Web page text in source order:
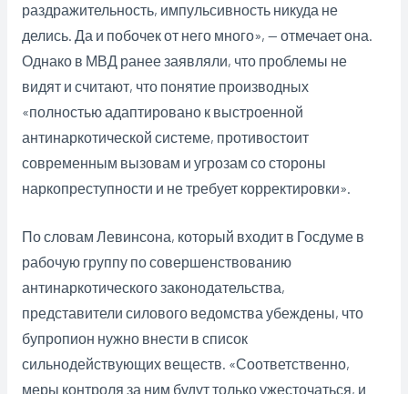
раздражительность, импульсивность никуда не
делись. Да и побочек от него много», — отмечает она.
Однако в МВД ранее заявляли, что проблемы не
видят и считают, что понятие производных
«полностью адаптировано к выстроенной
антинаркотической системе, противостоит
современным вызовам и угрозам со стороны
наркопреступности и не требует корректировки».
По словам Левинсона, который входит в Госдуме в
рабочую группу по совершенствованию
антинаркотического законодательства,
представители силового ведомства убеждены, что
бупропион нужно внести в список
сильнодействующих веществ. «Соответственно,
меры контроля за ним будут только ужесточаться, и